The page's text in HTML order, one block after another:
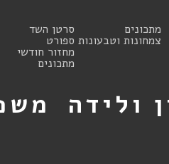
מתכונים
צמחונות וטבעונות
סרטן השד
ספורט
מחזור חודשי
מתכונים
ולידה